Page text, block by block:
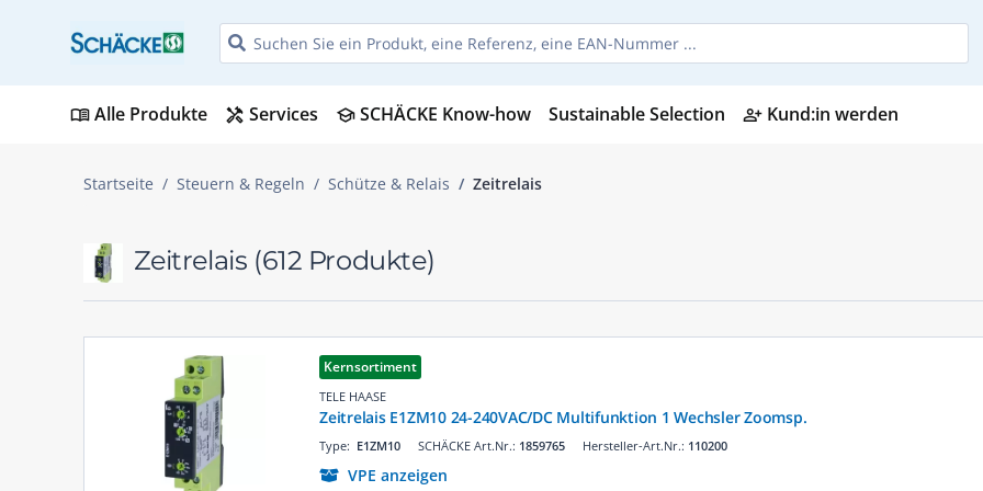
menu_bookAlle Produkte handyman Services schoolSCHÄCKE Know-how Sustainable Selection person_add_alt Kund:in werden
Startseite Steuern & Regeln Schütze & Relais Zeitrelais
Zeitrelais (612 Produkte)
Kernsortiment
TELE HAASE
Zeitrelais E1ZM10 24-240VAC/DC Multifunktion 1 Wechsler Zoomsp.
SCHÄCKE Art.Nr.: 1859765
Type: E1ZM10 Hersteller-Art.Nr.: 110200
VPE anzeigen